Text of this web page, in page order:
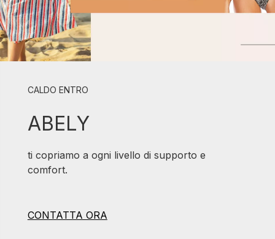
CALDO ENTRO
ABELY
ti copriamo a ogni livello di supporto e
comfort.
CONTATTA ORA